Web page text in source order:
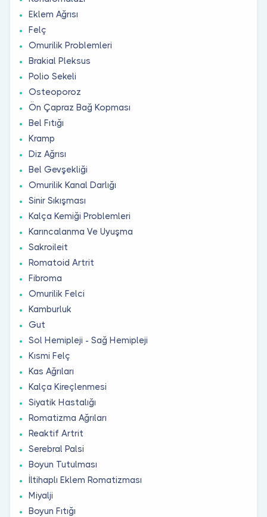
Eklem Ağrısı
Felç
Omurilik Problemleri
Brakial Pleksus
Polio Sekeli
Osteoporoz
Ön Çapraz Bağ Kopması
Bel Fıtığı
Kramp
Diz Ağrısı
Bel Gevşekliği
Omurilik Kanal Darlığı
Sinir Sıkışması
Kalça Kemiği Problemleri
Karıncalanma Ve Uyuşma
Sakroileit
Romatoid Artrit
Fibroma
Omurilik Felci
Kamburluk
Gut
Sol Hemipleji - Sağ Hemipleji
Kısmi Felç
Kas Ağrıları
Kalça Kireçlenmesi
Siyatik Hastalığı
Romatizma Ağrıları
Reaktif Artrit
Serebral Palsi
Boyun Tutulması
İltihaplı Eklem Romatizması
Miyalji
Boyun Fıtığı